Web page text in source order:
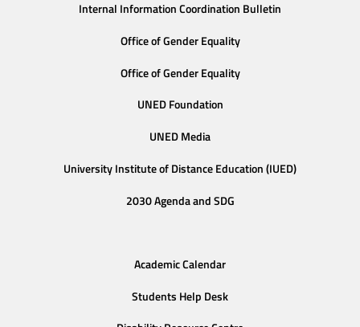
Internal Information Coordination Bulletin
Office of Gender Equality
Office of Gender Equality
UNED Foundation
UNED Media
University Institute of Distance Education (IUED)
2030 Agenda and SDG
Academic Calendar
Students Help Desk